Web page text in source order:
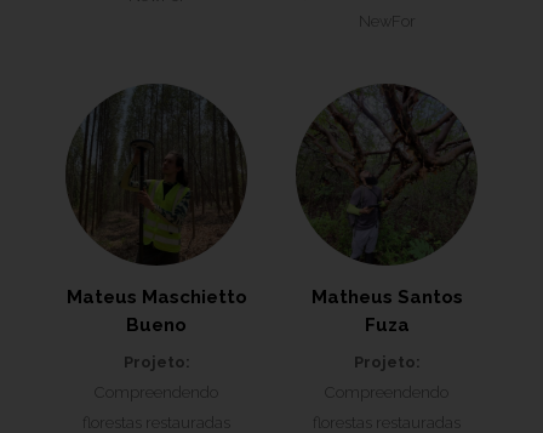
NewFor
Mateus Maschietto
Bueno
Projeto:
Compreendendo
florestas restauradas
Matheus Santos
Fuza
Projeto:
Compreendendo
florestas restauradas